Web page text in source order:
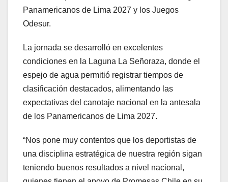
Panamericanos de Lima 2027 y los Juegos
Odesur.
La jornada se desarrolló en excelentes
condiciones en la Laguna La Señoraza, donde el
espejo de agua permitió registrar tiempos de
clasificación destacados, alimentando las
expectativas del canotaje nacional en la antesala
de los Panamericanos de Lima 2027.
“Nos pone muy contentos que los deportistas de
una disciplina estratégica de nuestra región sigan
teniendo buenos resultados a nivel nacional,